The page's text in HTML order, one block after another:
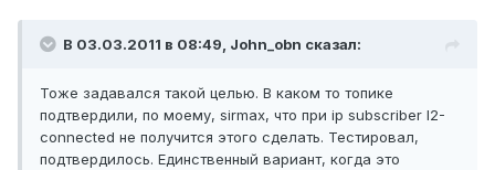
В 03.03.2011 в 08:49, John_obn сказал:
Тоже задавался такой целью. В каком то топике
подтвердили, по моему, sirmax, что при ip subscriber l2-
connected не получится этого сделать. Тестировал,
подтвердилось. Единственный вариант, когда это